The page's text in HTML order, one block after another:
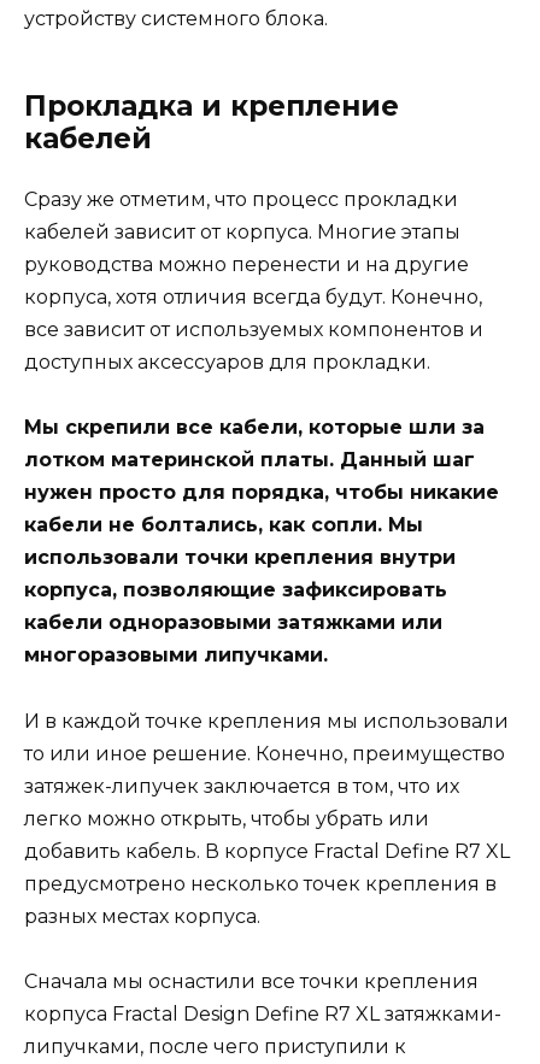
устройству системного блока.
Прокладка и крепление
кабелей
Сразу же отметим, что процесс прокладки
кабелей зависит от корпуса. Многие этапы
руководства можно перенести и на другие
корпуса, хотя отличия всегда будут. Конечно,
все зависит от используемых компонентов и
доступных аксессуаров для прокладки.
Мы скрепили все кабели, которые шли за
лотком материнской платы. Данный шаг
нужен просто для порядка, чтобы никакие
кабели не болтались, как сопли. Мы
использовали точки крепления внутри
корпуса, позволяющие зафиксировать
кабели одноразовыми затяжками или
многоразовыми липучками.
И в каждой точке крепления мы использовали
то или иное решение. Конечно, преимущество
затяжек-липучек заключается в том, что их
легко можно открыть, чтобы убрать или
добавить кабель. В корпусе Fractal Define R7 XL
предусмотрено несколько точек крепления в
разных местах корпуса.
Сначала мы оснастили все точки крепления
корпуса Fractal Design Define R7 XL затяжками-
липучками, после чего приступили к